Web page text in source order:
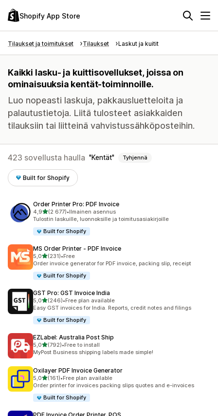
Shopify App Store
Tilaukset ja toimitukset Tilaukset Laskut ja kuitit
Kaikki lasku- ja kuittisovellukset, joissa on
ominaisuuksia kentät-toiminnoille.
Luo nopeasti laskuja, pakkausluetteloita ja
palautustietoja. Liitä tulosteet asiakkaiden
tilauksiin tai liitteinä vahvistussähköposteihin.
423 sovellusta haulla Kentät Tyhjennä
Built for Shopify
Order Printer Pro: PDF Invoice
4,9/ 5 tähteä
(2 677)
2677 arvostelua yhteensä
•Ilmainen asennus
Tulostin laskuille, luonnoksille ja toimitusasiakirjoille
Built for Shopify
MS Order Printer ‑ PDF Invoice
5,0/ 5 tähteä
(231)
231 arvostelua yhteensä
•Free
Order invoice generator for PDF invoice, packing slip, receipt
Built for Shopify
GST Pro: GST Invoice India
5,0/ 5 tähteä
(246)
246 arvostelua yhteensä
•Free plan available
Easy GST invoices for India. Reports, credit notes and filings
Built for Shopify
EZLabel: Australia Post Ship
5,0/ 5 tähteä
(792)
792 arvostelua yhteensä
•Free to install
MyPost Business shipping labels made simple!
Oxilayer PDF Invoice Generator
5,0/ 5 tähteä
(161)
161 arvostelua yhteensä
•Free plan available
Order printer for invoices packing slips quotes and e-invoices
Built for Shopify